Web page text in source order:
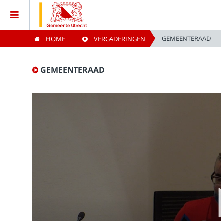
Home
Vergaderingen
HOME VERGADERINGEN GEMEENTERAAD
GEMEENTERAAD